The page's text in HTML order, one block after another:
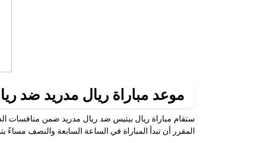
موعد مباراة ريال مدريد ضد
المقرر أن تبدأ المباراة في الساعة السابعة والنصف مساءً